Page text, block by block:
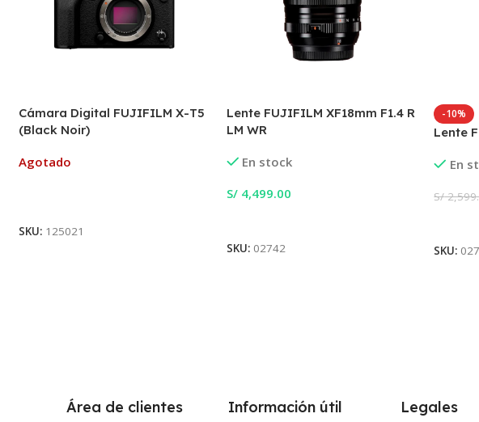
Cámara Digital FUJIFILM X-T5
(Black Noir)
Agotado
SKU: 125021
Lente FUJIFILM XF18mm F1.4 R
LM WR
En stock
S/4,499.00
SKU: 02742
-10%
Lente
En
S/
SKU:
Área de clientes Información útil Legales